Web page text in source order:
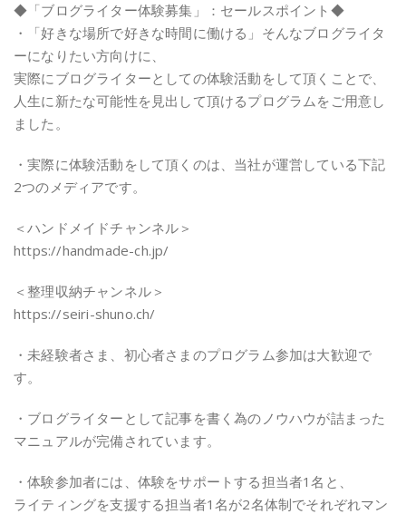
◆「ブログライター体験募集」：セールスポイント◆
・「好きな場所で好きな時間に働ける」そんなブログライタ
ーになりたい方向けに、
実際にブログライターとしての体験活動をして頂くことで、
人生に新たな可能性を見出して頂けるプログラムをご用意し
ました。
・実際に体験活動をして頂くのは、当社が運営している下記
2つのメディアです。
＜ハンドメイドチャンネル＞
https://handmade-ch.jp/
＜整理収納チャンネル＞
https://seiri-shuno.ch/
・未経験者さま、初心者さまのプログラム参加は大歓迎で
す。
・ブログライターとして記事を書く為のノウハウが詰まった
マニュアルが完備されています。
・体験参加者には、体験をサポートする担当者1名と、
ライティングを支援する担当者1名が2名体制でそれぞれマン